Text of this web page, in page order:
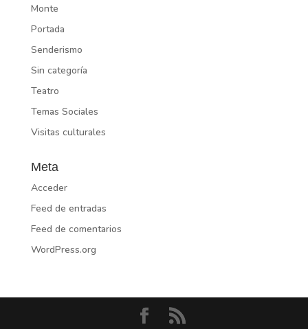
Monte
Portada
Senderismo
Sin categoría
Teatro
Temas Sociales
Visitas culturales
Meta
Acceder
Feed de entradas
Feed de comentarios
WordPress.org